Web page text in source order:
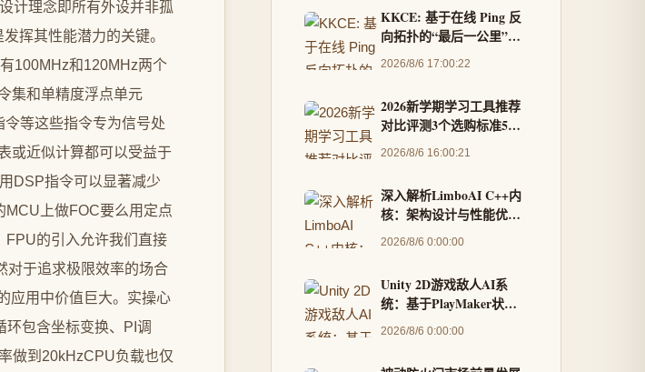
KKCE: 基于在线 Ping 反
向拓扑的“最后一公里”路
由环回检测-快快测
2026/8/6 17:00:22
2026新学期学习工具推荐
对比评测3个选购标准5款
热门工具权威实测
2026/8/6 16:00:21
深入解析LimboAI C++内
核：架构设计与性能优化
实战
2026/8/6 0:00:00
Unity 2D游戏敌人AI系
统：基于PlayMaker状态
机与2D Toolkit的实战开发
2026/8/6 0:00:00